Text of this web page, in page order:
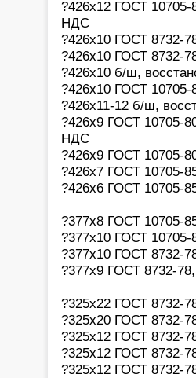
?426х12 ГОСТ 10705-
НДС
?426х10 ГОСТ 8732-
?426х10 ГОСТ 8732-
?426х10 б/ш,
?426х10 ГОСТ
?426х11-12 б/ш,
?426х9 ГОСТ 10705-
НДС
?426х9 ГОСТ 10705-
?426х7 ГОСТ 10705-
?426х6 ГОСТ 10705-
?377х8 ГОСТ 10705-
?377х10 ГОСТ 10705-
?377х10 ГОСТ 8732-
?377х9 ГОСТ 8732-
?325х22 ГОСТ 8732-
?325х20 ГОСТ 8732-
?325х12 ГОСТ 8732-
?325х12 ГОСТ 8732-
?325х12 ГОСТ 8732-